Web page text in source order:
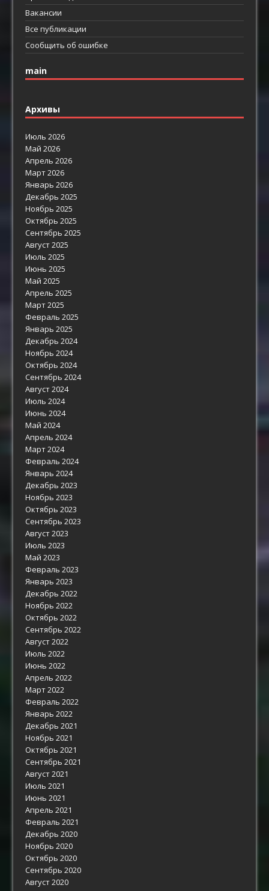
Вакансии
Все публикации
Сообщить об ошибке
main
Архивы
Июль 2026
Май 2026
Апрель 2026
Март 2026
Январь 2026
Декабрь 2025
Ноябрь 2025
Октябрь 2025
Сентябрь 2025
Август 2025
Июль 2025
Июнь 2025
Май 2025
Апрель 2025
Март 2025
Февраль 2025
Январь 2025
Декабрь 2024
Ноябрь 2024
Октябрь 2024
Сентябрь 2024
Август 2024
Июль 2024
Июнь 2024
Май 2024
Апрель 2024
Март 2024
Февраль 2024
Январь 2024
Декабрь 2023
Ноябрь 2023
Октябрь 2023
Сентябрь 2023
Август 2023
Июль 2023
Май 2023
Февраль 2023
Январь 2023
Декабрь 2022
Ноябрь 2022
Октябрь 2022
Сентябрь 2022
Август 2022
Июль 2022
Июнь 2022
Апрель 2022
Март 2022
Февраль 2022
Январь 2022
Декабрь 2021
Ноябрь 2021
Октябрь 2021
Сентябрь 2021
Август 2021
Июль 2021
Июнь 2021
Апрель 2021
Февраль 2021
Декабрь 2020
Ноябрь 2020
Октябрь 2020
Сентябрь 2020
Август 2020